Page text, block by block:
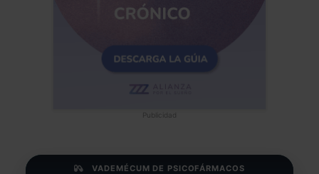
Publicidad
VADEMÉCUM DE PSICOFÁRMACOS